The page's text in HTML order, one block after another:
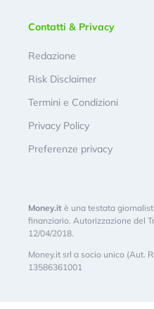
Contatti & Privacy
Redazione
Risk Disclaimer
Termini e Condizioni
Privacy Policy
Preferenze privacy
Money.it è una testata
finanziario. Autorizzazione del
12/04/2018.
Money.it srl a socio unico (Aut.
13586361001